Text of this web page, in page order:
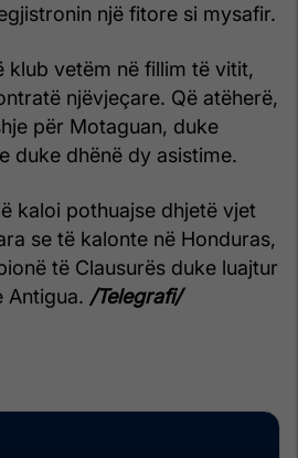
një fitore si mysafir.
klub vetëm në fillim të vitit,
njëvjeçare. Që atëherë,
për Motaguan, duke
duke dhënë dy asistime.
kaloi pothuajse dhjetë vjet
se të kalonte në Honduras,
të Clausurës duke luajtur
Antigua. /Telegrafi/